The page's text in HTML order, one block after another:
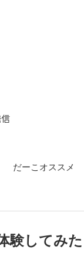
だーこオススメ
験してみ